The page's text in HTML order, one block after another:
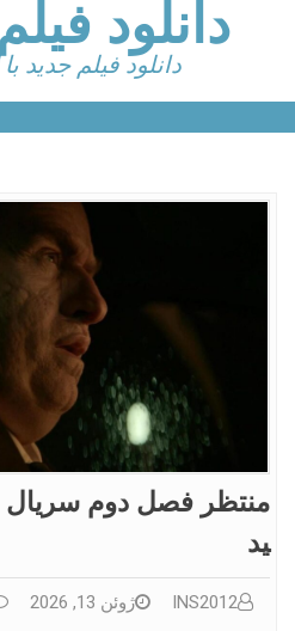
دانلود
دانلود فیلم جدید
ید
INS2012 ژوئن 13, 2026